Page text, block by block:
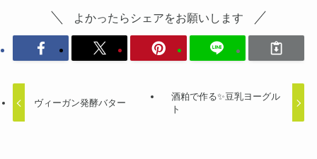
よかったらシェアをお願いします
ヴィーガン発酵バター
酒粕で作る✨豆乳ヨーグル
ト